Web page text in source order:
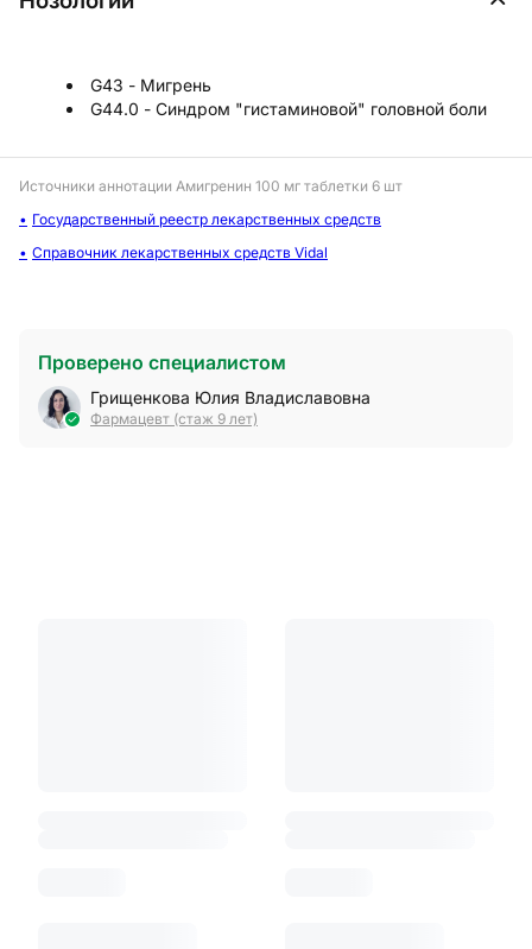
G43 - Мигрень
G44.0 - Синдром "гистаминовой" головной боли
Источники аннотации Амигренин 100 мг таблетки 6 шт
Государственный реестр лекарственных средств
Справочник лекарственных средств Vidal
Проверено специалистом
Грищенкова Юлия Владиславовна
Фармацевт (стаж 9 лет)